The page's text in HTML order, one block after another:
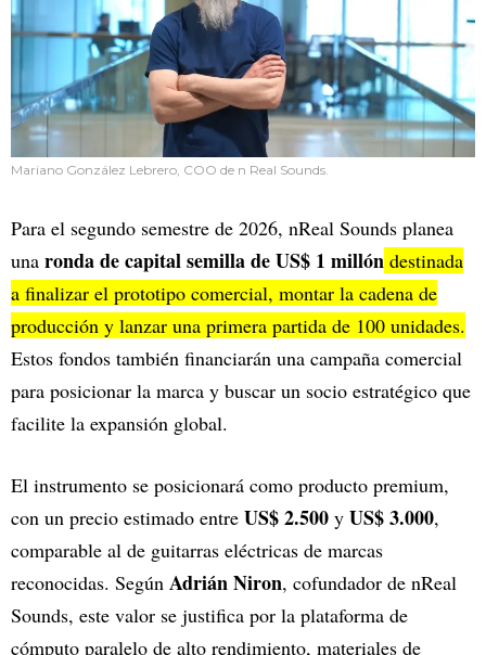
Mariano González Lebrero, COO de n Real Sounds.
Para el segundo semestre de 2026, nReal Sounds planea
una ronda de capital semilla de US$ 1 millón destinada
a finalizar el prototipo comercial, montar la cadena de
producción y lanzar una primera partida de 100 unidades.
Estos fondos también financiarán una campaña comercial
para posicionar la marca y buscar un socio estratégico que
facilite la expansión global.
El instrumento se posicionará como producto premium,
con un precio estimado entre US$ 2.500 y US$ 3.000,
comparable al de guitarras eléctricas de marcas
reconocidas. Según Adrián Niron, cofundador de nReal
Sounds, este valor se justifica por la plataforma de
cómputo paralelo de alto rendimiento, materiales de